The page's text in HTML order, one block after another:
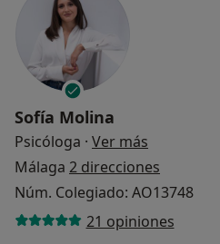
Sofía Molina
Psicóloga · Ver más
Málaga 2 direcciones
Núm. Colegiado: AO13748
21 opiniones